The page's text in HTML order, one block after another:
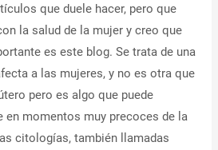
que duele hacer, pero que
la salud de la mujer y creo que
es este blog. Se trata de una
a las mujeres, y no es otra que
pero es algo que puede
en momentos muy precoces de la
citologías, también llamadas